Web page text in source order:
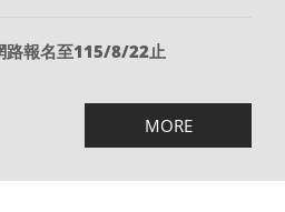
路報名至115/8/22止
MORE